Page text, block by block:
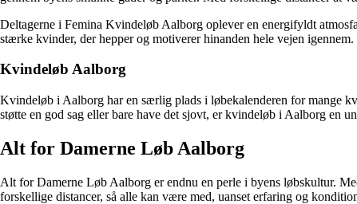
Deltagerne i Femina Kvindeløb Aalborg oplever en energifyldt
stærke kvinder, der hepper og motiverer hinanden hele vejen
Kvindeløb Aalborg
Kvindeløb i Aalborg har en særlig plads i løbekalenderen for mange
støtte en god sag eller bare have det sjovt, er kvindeløb i Aalborg en
Alt for Damerne Løb Aalborg
Alt for Damerne Løb Aalborg er endnu en perle i byens løbskultur.
forskellige distancer, så alle kan være med, uanset erfaring og